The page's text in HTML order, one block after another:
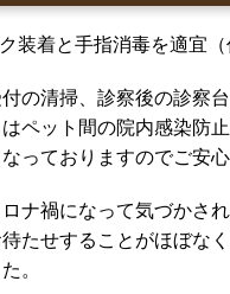
装着と手指消毒を適宜（
の清掃、診察後の診察
ペット間の院内感染防
っておりますのでご安心
ナ禍になって気づかさ
たせすることがほぼな
。